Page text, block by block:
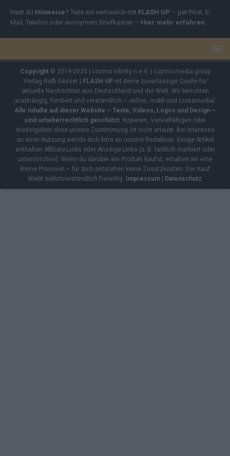
Hast du Hinweise? Teile sie vertraulich mit FLASH UP – per Post, E-
Mail, Telefon oder anonymem Briefkasten – Hier mehr erfahren
Copyright© 2019-2025 | cozmo infinity n.e.V. | cozmo media group
Verlag Raffi Gasser | FLASH UPist deine zuverlässige Quelle für
aktuelle Nachrichten aus Deutschland und der Welt. Wir berichten
unabhängig, fundiert und verständlich – online, mobil und crossmedial.
Alle Inhalte auf dieser Website – Texte, Videos, Logos und Design –
sind urheberrechtlich geschützt . Kopieren, Vervielfältigen oder
Weitergeben ohne unsere Zustimmung ist nicht erlaubt. Bei Interesse
an einer Nutzung wende dich bitte an unsere Redaktion. Einige Artikel
enthalten Affiliate-Links oder Anzeige-Links (z. B. farblich markiert oder
unterstrichen). Wenn du darüber ein Produkt kaufst, erhalten wir eine
kleine Provision – für dich entstehen keine Zusatzkosten. Der Kauf
bleibt selbstverständlich freiwillig. Impressum | Datenschutz